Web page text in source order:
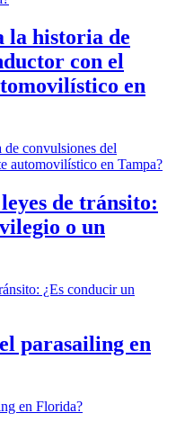
la historia de
con el
en
de tránsito:
o un
parasailing en